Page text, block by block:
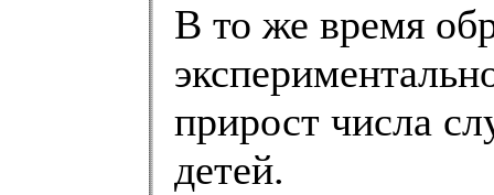
В то же время
прирост числа
детей.